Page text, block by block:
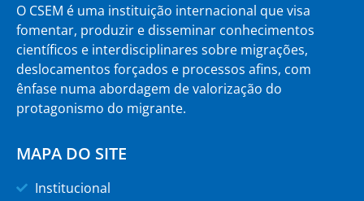
O CSEM é uma instituição internacional que visa
fomentar, produzir e disseminar conhecimentos
científicos e interdisciplinares sobre migrações,
deslocamentos forçados e processos afins, com
ênfase numa abordagem de valorização do
protagonismo do migrante.
MAPA DO SITE
Institucional